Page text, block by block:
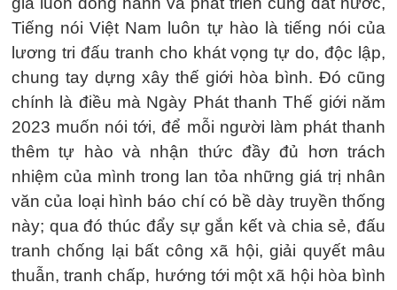
Tiếng nói Việt Nam luôn tự hào là tiếng nói của
lương tri đấu tranh cho khát vọng tự do, độc lập,
chung tay dựng xây thế giới hòa bình. Đó cũng
chính là điều mà Ngày Phát thanh Thế giới năm
2023 muốn nói tới, để mỗi người làm phát thanh
thêm tự hào và nhận thức đầy đủ hơn trách
nhiệm của mình trong lan tỏa những giá trị nhân
văn của loại hình báo chí có bề dày truyền thống
này; qua đó thúc đẩy sự gắn kết và chia sẻ, đấu
tranh chống lại bất công xã hội, giải quyết mâu
thuẫn, tranh chấp, hướng tới một xã hội hòa bình